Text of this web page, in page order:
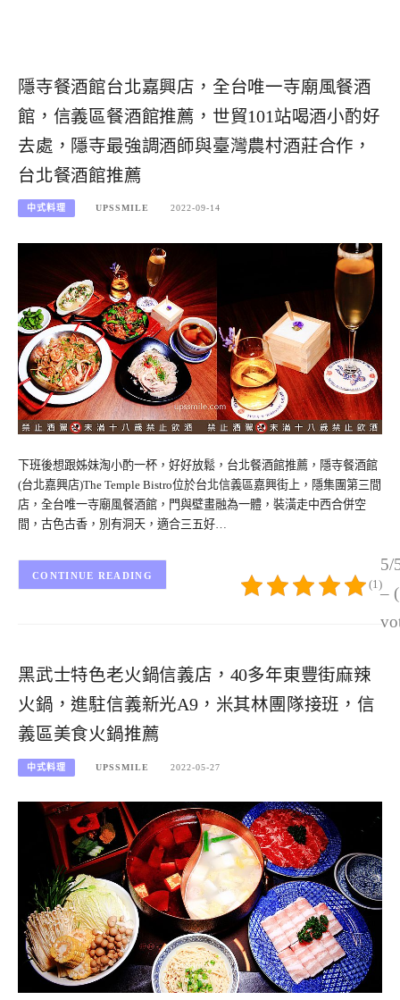
隱寺餐酒館台北嘉興店，全台唯一寺廟風餐酒
館，信義區餐酒館推薦，世貿101站喝酒小酌好
去處，隱寺最強調酒師與臺灣農村酒莊合作，
台北餐酒館推薦
中式料理 UPSSMILE 2022-09-14
下班後想跟姊妹淘小酌一杯，好好放鬆，台北餐酒館推薦，隱寺餐酒館
(台北嘉興店)The Temple Bistro位於台北信義區嘉興街上，隱集團第三間
店，全台唯一寺廟風餐酒館，門與壁畫融為一體，裝潢走中西合併空
間，古色古香，別有洞天，適合三五好…
5/
–
(1)
CONTINUE READING
黑武士特色老火鍋信義店，40多年東豐街麻辣
火鍋，進駐信義新光A9，米其林團隊接班，信
義區美食火鍋推薦
中式料理 UPSSMILE 2022-05-27